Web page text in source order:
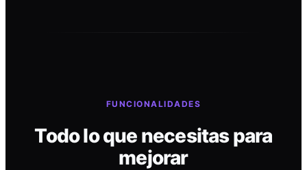
FUNCIONALIDADES
Todo lo que necesitas para
mejorar